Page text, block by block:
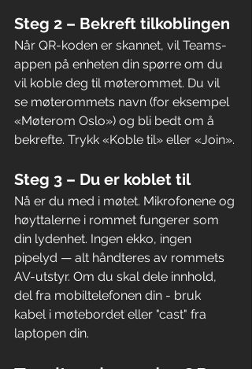
Steg 2 – Bekreft tilkoblingen
Når QR-koden er skannet, vil Teams-
appen på enheten din spørre om du
vil koble deg til møterommet. Du vil
se møterommets navn (for eksempel
«Møterom Oslo») og bli bedt om å
bekrefte. Trykk «Koble til» eller «Join».
Steg 3 – Du er koblet til
Nå er du med i møtet. Mikrofonene og
høyttalerne i rommet fungerer som
din lydenhet. Ingen ekko, ingen
pipelyd — alt håndteres av rommets
AV-utstyr. Om du skal dele innhold,
del fra mobiltelefonen din - bruk
kabel i møtebordet eller "cast" fra
laptopen din.